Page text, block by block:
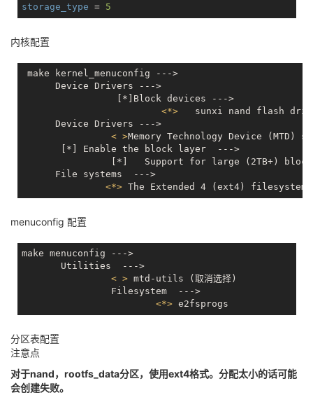
storage_type = 5
内核配置
make kernel_menuconfig --->
      Device Drivers --->
                 [*]Block devices --->
<*>
sunxi nand flash
      Device Drivers --->
< >Memory Technology Device (MTD)
       [*] Enable the block layer  --->
[*]   Support for large (2TB+)
      File systems  --->
<*>
menuconfig 配置
make menuconfig --->
       Utilities  --->
< > mtd-utils (取消选择)
                Filesystem  --->
<*>
分区表配置
注意点
对于nand，rootfs_data分区，使用ext4格式。分配太小的话可能
会创建失败。